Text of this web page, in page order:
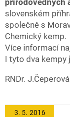
přírodovědných
slovenském
společně s
Chemický kemp.
Více informací
I tyto dva kempy
RNDr. J.Čeperová
3. 5. 2016